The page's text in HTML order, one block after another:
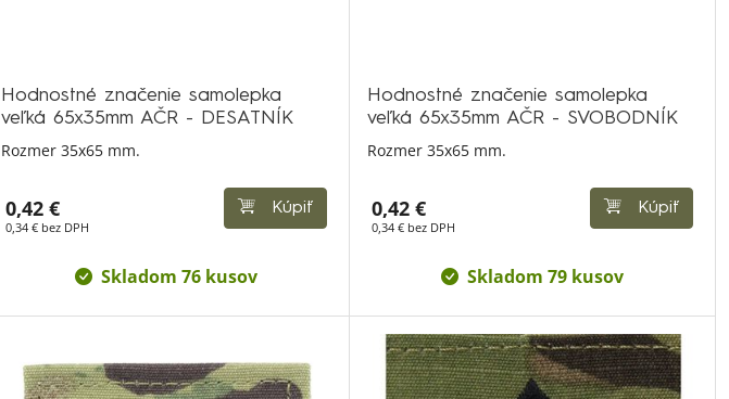
Hodnostné značenie samolepka
veľká 65x35mm AČR - DESATNÍK
Rozmer 35x65 mm.
0,42 €
0,34 € bez DPH
Kúpiť
Skladom 76 kusov
Hodnostné značenie samolepka
veľká 65x35mm AČR - SVOBODNÍK
Rozmer 35x65 mm.
0,42 €
0,34 € bez DPH
Kúpiť
Skladom 79 kusov